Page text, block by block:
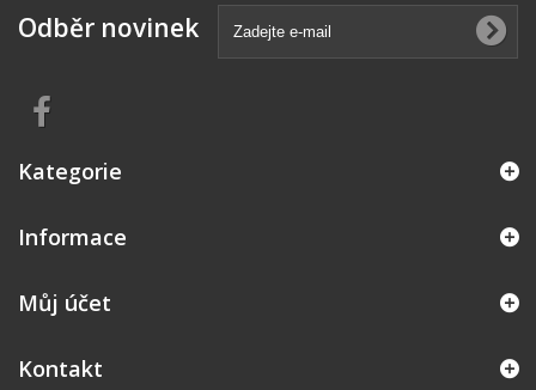
Odběr novinek
Kategorie
Informace
Můj účet
Kontakt